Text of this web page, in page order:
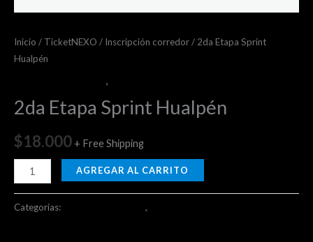
Inicio / TicketNEXO / Inscripción corredor/ 2da Etapa Sprint
Hualpén
,
2da Etapa Sprint Hualpén
$18.000 + Free Shipping
AGREGAR AL CARRITO
Categorías: ,